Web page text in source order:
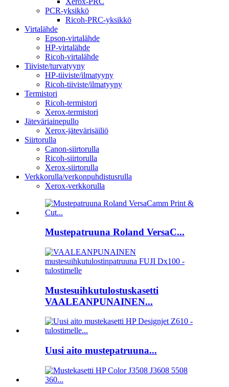
PCR-yksikkö
Ricoh-PRC-yksikkö
Virtalähde
Epson-virtalähde
HP-virtalähde
Ricoh-virtalähde
Tiiviste/turvatyyny
HP-tiiviste/ilmatyyny
Ricoh-tiiviste/ilmatyyny
Termistori
Ricoh-termistori
Xerox-termistori
Jäteväriainepullo
Xerox-jätevärisäiliö
Siirtorulla
Canon-siirtorulla
Ricoh-siirtorulla
Xerox-siirtorulla
Verkkorulla/verkonpuhdistusrulla
Xerox-verkkorulla
Mustepatruuna Roland VersaC...
Mustesuihkutulostuskasetti
VAALEANPUNAINEN...
Uusi aito mustepatruuna...